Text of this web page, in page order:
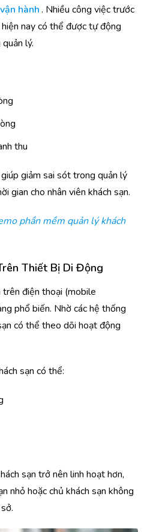
hành. Nhiều công việc trước
nay có thể được tự động
lý.
thu
giảm sai sót trong quản lý
gian cho nhân viên khách sạn.
phần mềm quản lý khách
Thiết Bị Di Động
trên điện thoại (mobile
phổ biến. Nhờ các hệ thống
có thể theo dõi hoạt động
sạn có thể:
sạn trở nên linh hoạt hơn,
nhỏ hoặc chủ khách sạn không